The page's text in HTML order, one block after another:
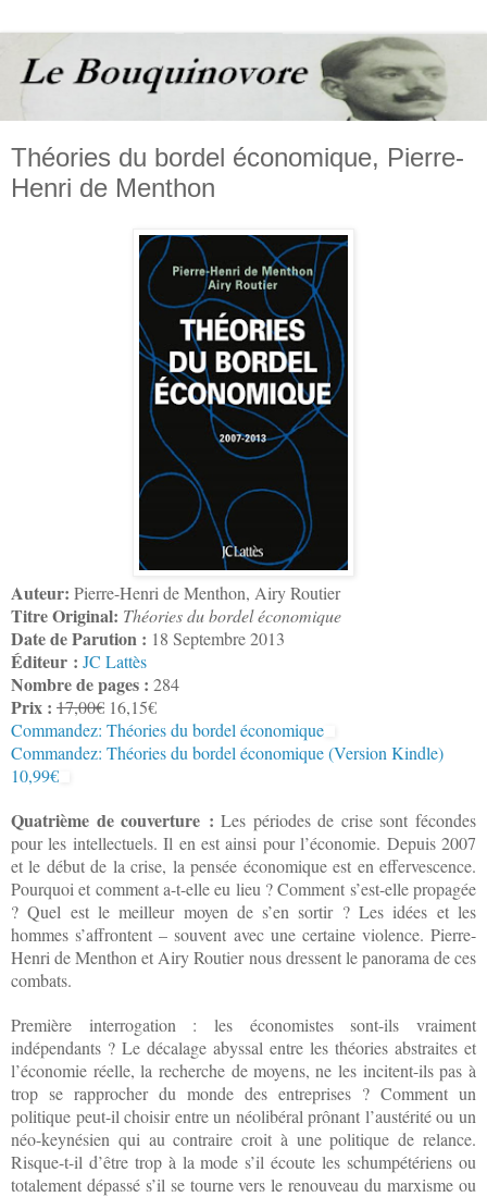
Théories du bordel économique, Pierre-
Henri de Menthon
Auteur: Pierre-Henri de Menthon, Airy Routier
Titre Original: Théories du bordel économique
Date de Parution : 18 Septembre 2013
Éditeur : JC Lattès
Nombre de pages : 284
Prix : 17,00€ 16,15€
Commandez: Théories du bordel économique
Commandez: Théories du bordel économique (Version Kindle)
10,99€
Quatrième de couverture : Les périodes de crise sont fécondes
pour les intellectuels. Il en est ainsi pour l’économie. Depuis 2007
et le début de la crise, la pensée économique est en effervescence.
Pourquoi et comment a-t-elle eu lieu ? Comment s’est-elle propagée
? Quel est le meilleur moyen de s’en sortir ? Les idées et les
hommes s’affrontent – souvent avec une certaine violence. Pierre-
Henri de Menthon et Airy Routier nous dressent le panorama de ces
combats.
Première interrogation : les économistes sont-ils vraiment
indépendants ? Le décalage abyssal entre les théories abstraites et
l’économie réelle, la recherche de moyens, ne les incitent-ils pas à
trop se rapprocher du monde des entreprises ? Comment un
politique peut-il choisir entre un néolibéral prônant l’austérité ou un
néo-keynésien qui au contraire croit à une politique de relance.
Risque-t-il d’être trop à la mode s’il écoute les schumpétériens ou
totalement dépassé s’il se tourne vers le renouveau du marxisme ou